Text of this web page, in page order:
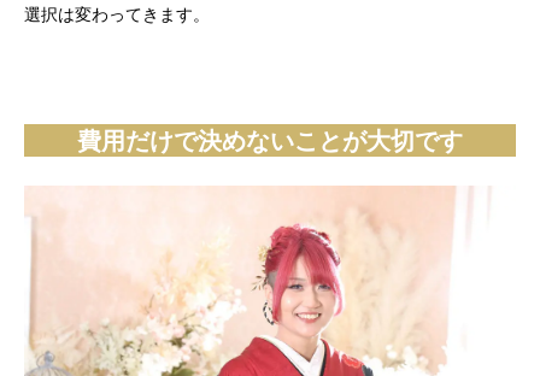
選択は変わってきます。
費用だけで決めないことが大切です